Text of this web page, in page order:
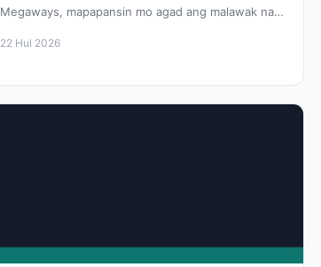
Megaways, mapapansin mo agad ang malawak na
22 Hul 2026